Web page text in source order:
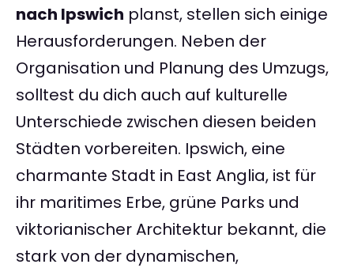
nach Ipswich planst, stellen sich einige
Herausforderungen. Neben der
Organisation und Planung des Umzugs,
solltest du dich auch auf kulturelle
Unterschiede zwischen diesen beiden
Städten vorbereiten. Ipswich, eine
charmante Stadt in East Anglia, ist für
ihr maritimes Erbe, grüne Parks und
viktorianischer Architektur bekannt, die
stark von der dynamischen,